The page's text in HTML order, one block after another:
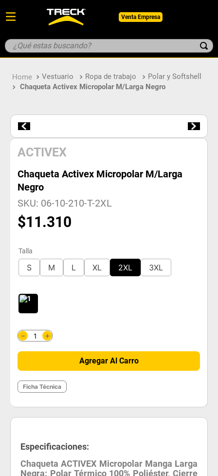
Venta Empresa
¿Qué estas buscando?
Vestuario Ropa de trabajo
Polar y Softshell
Chaqueta Activex Micropolar M/Larga Negro
ACTIVEX
Chaqueta Activex Micropolar M/Larga
Negro
SKU: 06-10-210-T-2XL
$11.310
Talla
S M L XL 2XL 3XL
＋
－
Agregar Al Carro
Ficha Técnica
Especificaciones:
Chaqueta ACTIVEX Micropolar Manga Larga
Negra: Polar Térmico 100% Poliéster, Cierre
1. botin